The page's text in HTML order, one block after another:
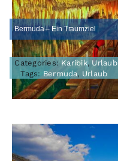
Bermuda – Ein Traumziel
Categories: Karibik, Urlaub
Tags: Bermuda, Urlaub